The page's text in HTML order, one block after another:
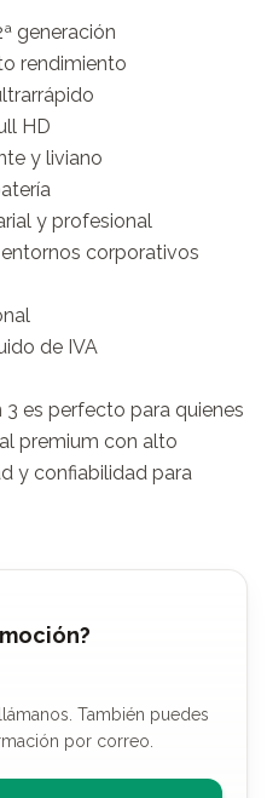
generación
rendimiento
HD
y liviano
y profesional
corporativos
de IVA
3 es perfecto para quienes
premium con alto
y confiabilidad para
También puedes
por correo.